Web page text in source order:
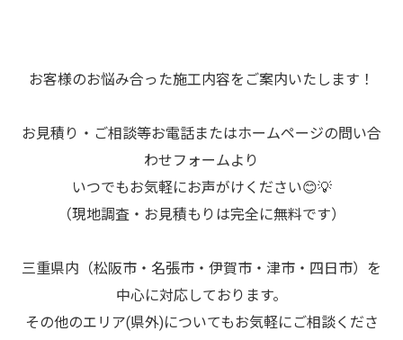
お客様のお悩み合った施工内容をご案内いたします！
お見積り・ご相談等お電話またはホームページの問い合
わせフォームより
いつでもお気軽にお声がけください😊💡
（現地調査・お見積もりは完全に無料です）
三重県内（松阪市・名張市・伊賀市・津市・四日市）を
中心に対応しております。
その他のエリア(県外)についてもお気軽にご相談くださ